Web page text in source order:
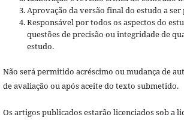
Aprovação da versão final do estudo a ser
Responsável por todos os aspectos do
questões de precisão ou integridade de
estudo.
Não será permitido acréscimo ou mudança de
de avaliação ou após aceite do texto submetido.
Os artigos publicados estarão licenciados sob a